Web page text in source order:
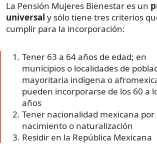
La Pensión Mujeres Bienestar es un
universal y sólo tiene tres criterios
cumplir para la incorporación:
Tener 63 a 64 años de edad; en
municipios o localidades de
mayoritaria indígena o
pueden incorporarse de los 60 a
años
Tener nacionalidad mexicana por
nacimiento o naturalización
Residir en la República Mexicana